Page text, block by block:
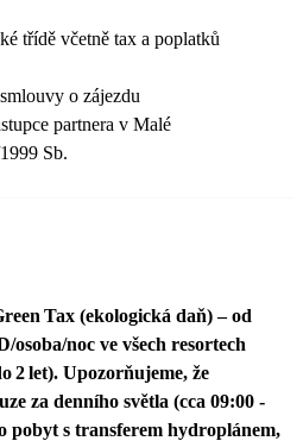
třídě včetně tax a poplatků
o zájezdu
partnera v Malé
Sb.
Tax (ekologická daň) – od
osoba/noc ve všech resortech
2 let). Upozorňujeme, že
za denního světla (cca 09:00 -
pobyt s transferem hydroplánem,